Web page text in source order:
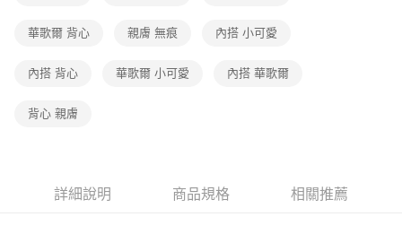
每筆NT$80，滿NT$1,000(含以上)免運費
宅配
付款後門市自取
華歌爾 背心 親膚 無痕 內搭 小可愛
內搭 背心 華歌爾 小可愛 內搭 華歌爾
背心 親膚
詳細說明 商品規格 相關推薦